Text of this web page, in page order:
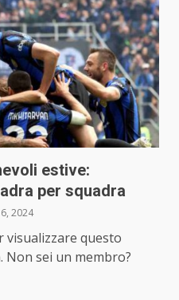
estive:
per squadra
2024
visualizzare questo
Non sei un membro?